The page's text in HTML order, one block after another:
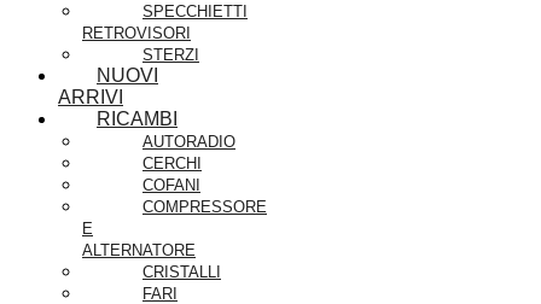
SPECCHIETTI
RETROVISORI
STERZI
NUOVI
ARRIVI
RICAMBI
AUTORADIO
CERCHI
COFANI
COMPRESSORE
E
ALTERNATORE
CRISTALLI
FARI